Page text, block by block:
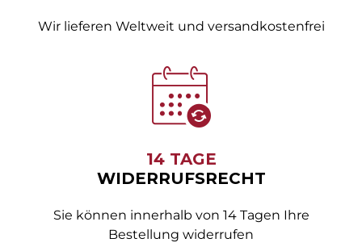
Wir lieferen Weltweit und versandkostenfrei
14 TAGE
WIDERRUFSRECHT
Sie können innerhalb von 14 Tagen Ihre
Bestellung widerrufen